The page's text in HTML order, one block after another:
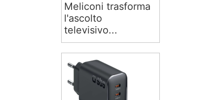
Meliconi trasforma
l'ascolto
televisivo...